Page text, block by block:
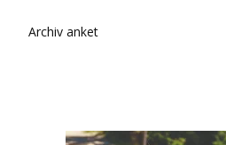
Archiv anket